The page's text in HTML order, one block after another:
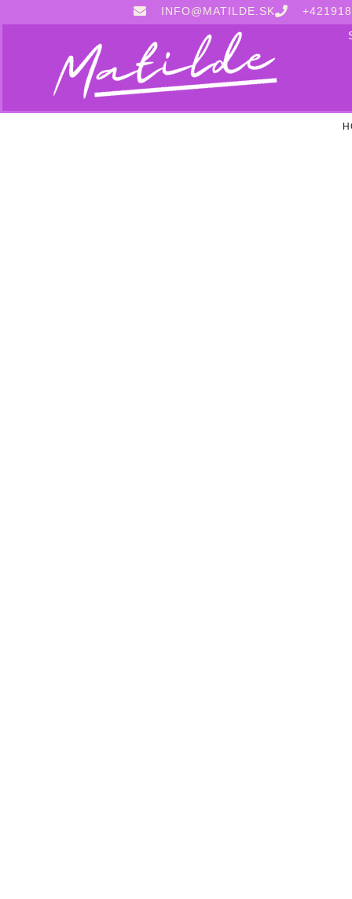
INFO@MATILDE.SK